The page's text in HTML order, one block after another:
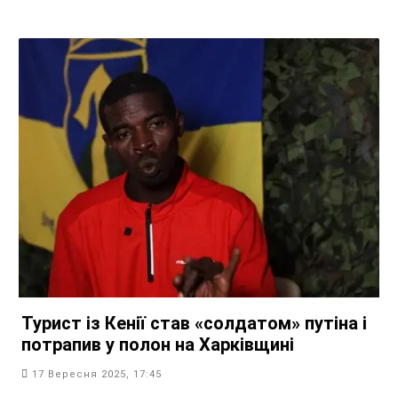
Турист із Кенії став «солдатом» путіна і
потрапив у полон на Харківщині
17 Вересня 2025, 17:45